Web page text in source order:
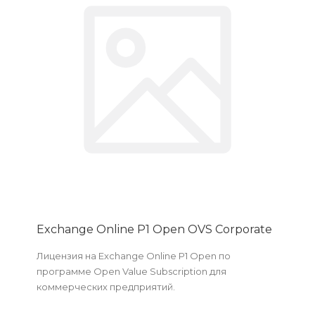
Exchange Online P1 Open OVS Corporate
Лицензия на Exchange Online P1 Open по
программе Open Value Subscription для
коммерческих предприятий.